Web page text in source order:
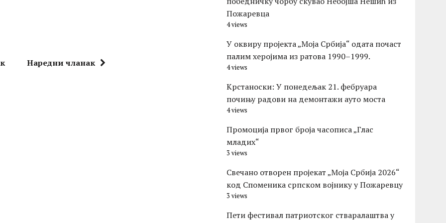
Наредни чланак
Пожаревца
4 views
У оквиру пројекта „Моја Србија“ одата почаст
палим херојима из ратова 1990–1999.
4 views
Kрстаноски: У понедељак 21. фебруара
почињу радови на демонтажи ауто моста
4 views
Промоција првог броја часописа „Глас
младих“
3 views
Свечано отворен пројекат „Моја Србија 2026“
код Споменика српском војнику у Пожаревцу
3 views
Пети фестивал патриотског стваралаштва у